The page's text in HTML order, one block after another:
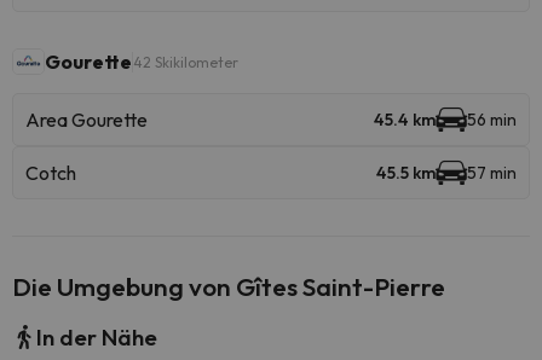
Gourette 42 Skikilometer
Area Gourette 45.4 km 56 min
Cotch 45.5 km 57 min
Die Umgebung von Gîtes Saint-Pierre
In der Nähe